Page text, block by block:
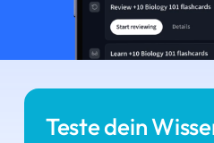
Teste dein